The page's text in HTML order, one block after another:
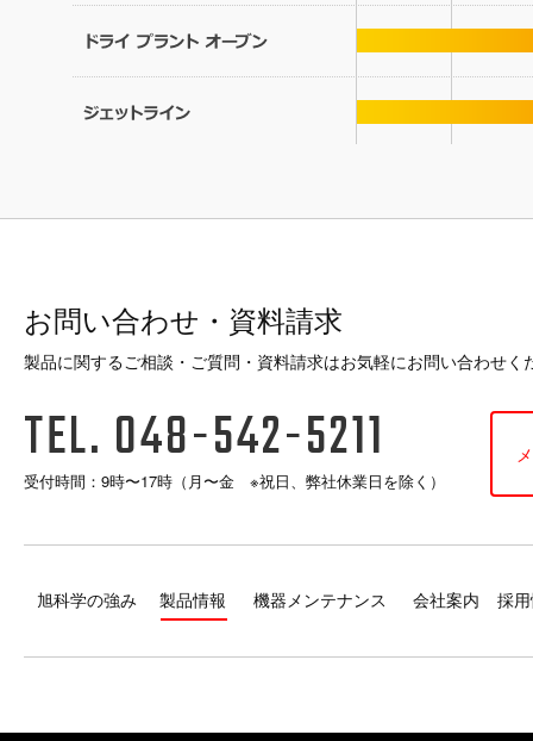
お問い合わせ・資料請求
製品に関するご相談・ご質問・資料請求はお気軽にお問い合わせく
TEL. 048-542-5211
受付時間：9時〜17時（月〜金 ※祝日、弊社休業日を除く）
旭科学の強み 製品情報 機器メンテナンス 会社案内 採